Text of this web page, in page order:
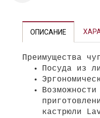
ОПИСАНИЕ
Преимущества
Посуда из
кастрюли